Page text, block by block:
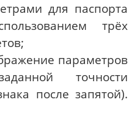
для паспорта
трёх
параметров
точности
после запятой).